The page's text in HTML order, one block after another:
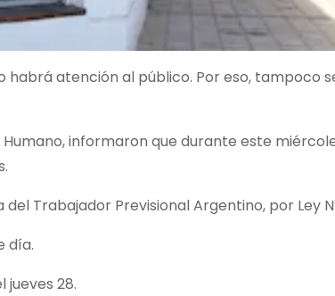
atención al público. Por eso, tampoco
informaron que durante este
Trabajador Previsional Argentino, por Ley
día.
28.